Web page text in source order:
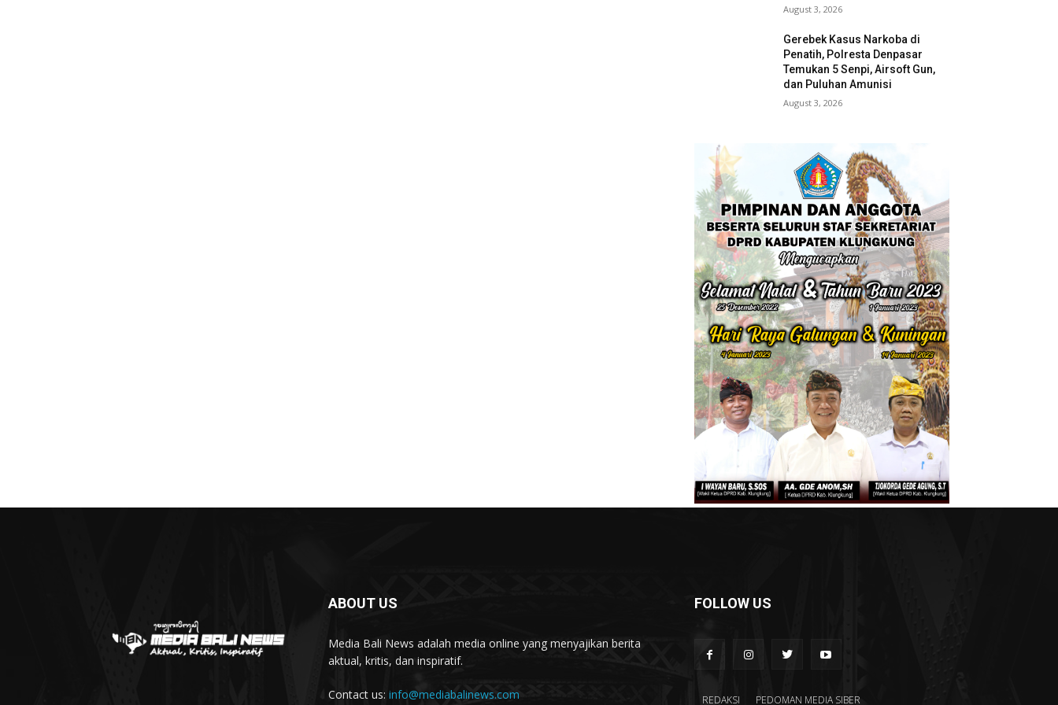
August 3, 2026
Gerebek Kasus Narkoba di
Penatih, Polresta Denpasar
Temukan 5 Senpi, Airsoft Gun,
dan Puluhan Amunisi
August 3, 2026
ABOUT US
Media Bali News adalah media online yang menyajikan berita
aktual, kritis, dan inspiratif.
Contact us: info@mediabalinews.com
FOLLOW US
REDAKSI PEDOMAN MEDIA SIBER